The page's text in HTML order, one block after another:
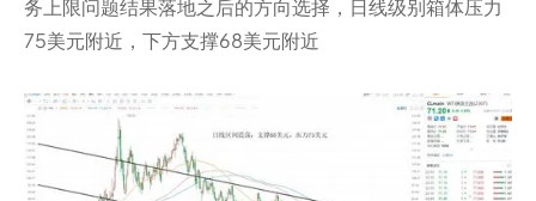
务上限问题结果落地之后的方向选择，日线级别箱体压力
75美元附近，下方支撑68美元附近